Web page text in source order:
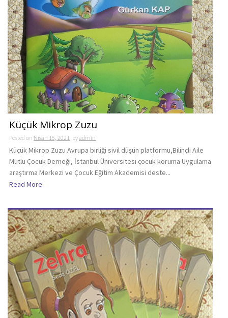
Küçük Mikrop Zuzu
Posted on Nisan 15, 2021 byadmin
Küçük Mikrop Zuzu Avrupa birliği sivil düşün platformu,Bilinçli Aile
Mutlu Çocuk Derneği, İstanbul Üniversitesi çocuk koruma Uygulama
araştırma Merkezi ve Çocuk Eğitim Akademisi deste...
Read More